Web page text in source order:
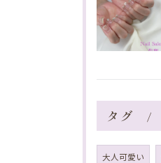
タグ
大人可愛い